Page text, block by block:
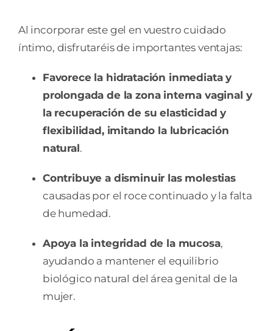
Al incorporar este gel en vuestro cuidado
íntimo, disfrutaréis de importantes ventajas:
Favorece la hidratación inmediata y
prolongada de la zona interna vaginal y
la recuperación de su elasticidad y
flexibilidad, imitando la lubricación
natural.
Contribuye a disminuir las molestias
causadas por el roce continuado y la falta
de humedad.
Apoya la integridad de la mucosa,
ayudando a mantener el equilibrio
biológico natural del área genital de la
mujer.